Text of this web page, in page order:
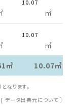
10.07
㎡
10.07
㎡
㎡ 10.07㎡
なります。
[ データ出典元について ］